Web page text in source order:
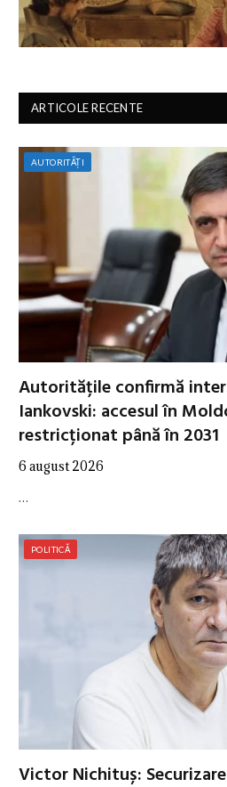
ARTICOLE RECENTE
AUTORITĂȚI
Autoritățile confirmă
Iankovski: accesul în
restricționat până în 2031
6 august 2026
…
POLITICĂ
Victor Nichituș: